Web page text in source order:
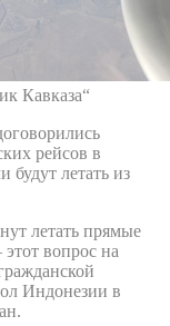
Кавказа“
рейсов в
летать из
летать прямые
вопрос на
Индонезии в